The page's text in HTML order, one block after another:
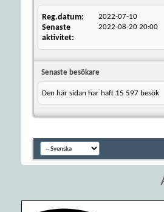
Reg.datum 2022-07-10
Senaste
aktivitet
2022-08-20 20:00
Senaste besökare
Den här sidan har haft 15 597 besök